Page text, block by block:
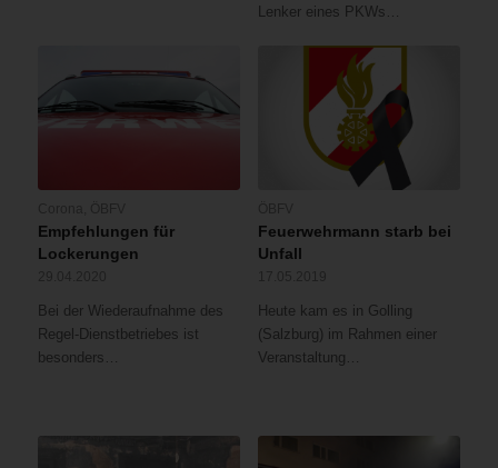
Lenker eines PKWs…
Empfehlungen für
Lockerungen
Bei der Wiederaufnahme des
Regel-Dienstbetriebes ist
besonders…
Feuerwehrmann starb bei
Unfall
Heute kam es in Golling
(Salzburg) im Rahmen einer
Veranstaltung…